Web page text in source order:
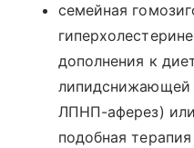
семейная
дополнения к
липидснижающей
ЛПНП-аферез) или
подобная